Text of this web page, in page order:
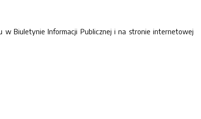
w Biuletynie Informacji Publicznej i na stronie internetowej